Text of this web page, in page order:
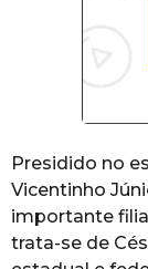
Presidido no
Vicentinho
importante
trata-se de